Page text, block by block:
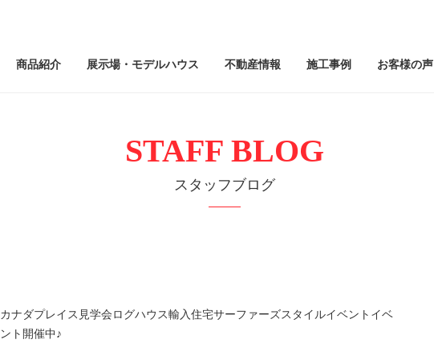
商品紹介 展示場・モデルハウス 不動産情報 施工事例 お客様の声
STAFF BLOG
スタッフブログ
カナダプレイス見学会ログハウス輸入住宅サーファーズスタイルイベントイベ
ント開催中♪